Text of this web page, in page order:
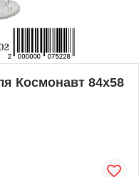
Космонавт 84х58